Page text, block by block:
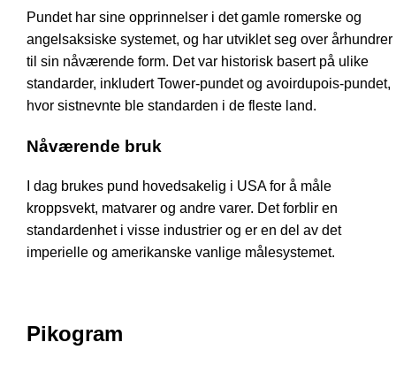
Pundet har sine opprinnelser i det gamle romerske og
angelsaksiske systemet, og har utviklet seg over århundrer
til sin nåværende form. Det var historisk basert på ulike
standarder, inkludert Tower-pundet og avoirdupois-pundet,
hvor sistnevnte ble standarden i de fleste land.
Nåværende bruk
I dag brukes pund hovedsakelig i USA for å måle
kroppsvekt, matvarer og andre varer. Det forblir en
standardenhet i visse industrier og er en del av det
imperielle og amerikanske vanlige målesystemet.
Pikogram